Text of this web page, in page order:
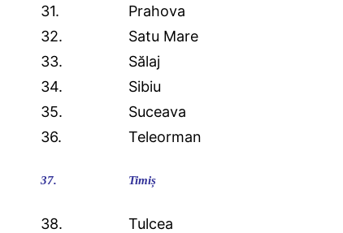
31.
Prahova
32.
Satu Mare
33.
Sălaj
34.
Sibiu
35.
Suceava
36.
Teleorman
37. Timiș
38. Tulcea